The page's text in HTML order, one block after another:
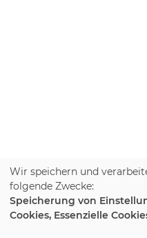
Wir speichern und
folgende Zwecke:
Speicherung von
Cookies, Essenzielle